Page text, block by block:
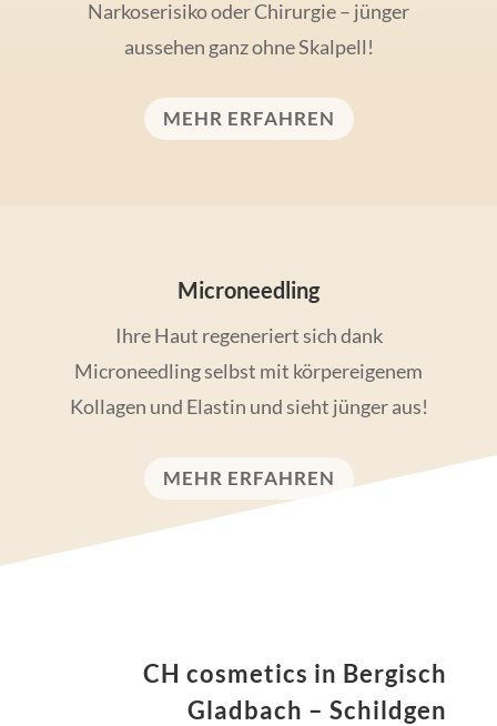
Narkoserisiko oder Chirurgie – jünger
aussehen ganz ohne Skalpell!
MEHR ERFAHREN
Microneedling
Ihre Haut regeneriert sich dank
Microneedling selbst mit körpereigenem
Kollagen und Elastin und sieht jünger aus!
MEHR ERFAHREN
CH cosmetics in Bergisch
Gladbach – Schildgen